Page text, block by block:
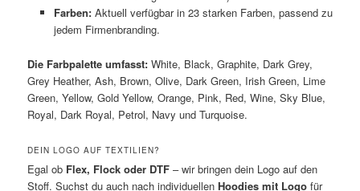
Farben:Aktuell verfügbar in 23 starken Farben, passend zu
jedem Firmenbranding.
Die Farbpalette umfasst: White, Black, Graphite, Dark Grey,
Grey Heather, Ash, Brown, Olive, Dark Green, Irish Green, Lime
Green, Yellow, Gold Yellow, Orange, Pink, Red, Wine, Sky Blue,
Royal, Dark Royal, Petrol, Navy und Turquoise.
DEIN LOGO AUF TEXTILIEN?
Egal ob Flex, Flock oder DTF – wir bringen dein Logo auf den
Stoff. Suchst du auch nach individuellenHoodies mit Logo für